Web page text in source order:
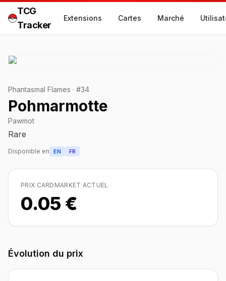
TCG
Tracker
Extensions Cartes Marché
Phantasmal Flames · #34
Pohmarmotte
Pawmot
Rare
Disponible en EN FR
PRIX CARDMARKET ACTUEL
0.05 €
Évolution du prix